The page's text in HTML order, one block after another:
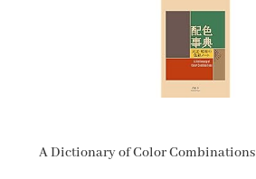
A Dictionary of Color Combinations